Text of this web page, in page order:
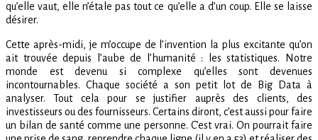
qu’elle vaut, elle n’étale pas tout ce qu’elle a d’un coup. Elle se laisse
désirer.
Cette après-midi, je m’occupe de l’invention la plus excitante qu’on
ait trouvée depuis l’aube de l’humanité : les statistiques. Notre
monde est devenu si complexe qu’elles sont devenues
incontournables. Chaque société a son petit lot de Big Data à
analyser. Tout cela pour se justifier auprès des clients, des
investisseurs ou des fournisseurs. Certains diront, c’est aussi pour faire
un bilan de santé comme une personne. C’est vrai. On pourrait faire